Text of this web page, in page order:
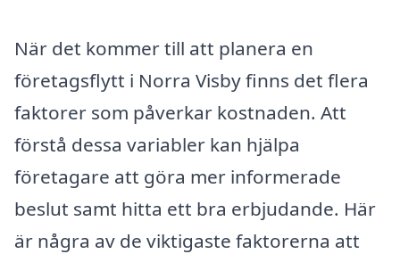
När det kommer till att planera en
företagsflytt i Norra Visby finns det flera
faktorer som påverkar kostnaden. Att
förstå dessa variabler kan hjälpa
företagare att göra mer informerade
beslut samt hitta ett bra erbjudande. Här
är några av de viktigaste faktorerna att